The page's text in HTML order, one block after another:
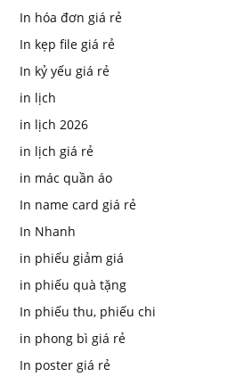
In hóa đơn giá rẻ
In kẹp file giá rẻ
In kỷ yếu giá rẻ
in lịch
in lịch 2026
in lịch giá rẻ
in mác quần áo
In name card giá rẻ
In Nhanh
in phiếu giảm giá
in phiếu quà tặng
In phiếu thu, phiếu chi
in phong bì giá rẻ
In poster giá rẻ